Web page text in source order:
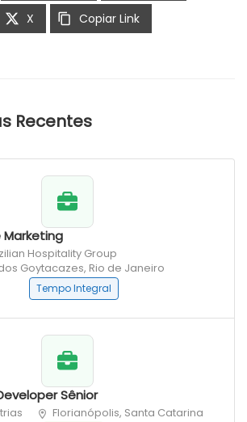
X Copiar Link
Recentes
Hospitality Group
Goytacazes, Rio de Janeiro
Tempo Integral
Sênior
Florianópolis, Santa Catarina